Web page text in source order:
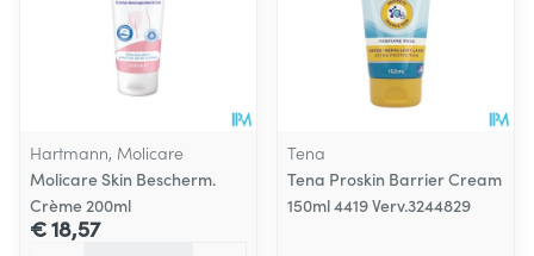
Hartmann, Molicare
Molicare Skin Bescherm.
Crème 200ml
€ 18,57
Tena
Tena Proskin Barrier Cream
150ml 4419 Verv.3244829